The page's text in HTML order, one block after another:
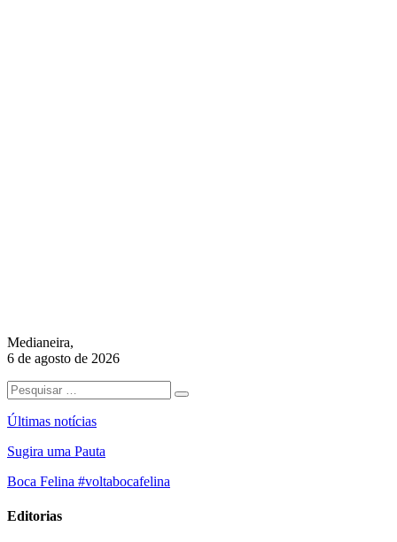
Medianeira,
6 de agosto de 2026
Últimas notícias
Sugira uma Pauta
Boca Felina #voltabocafelina
Editorias